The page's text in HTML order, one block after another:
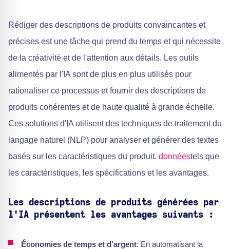
Rédiger des descriptions de produits convaincantes et
précises est une tâche qui prend du temps et qui nécessite
de la créativité et de l'attention aux détails. Les outils
alimentés par l'IA sont de plus en plus utilisés pour
rationaliser ce processus et fournir des descriptions de
produits cohérentes et de haute qualité à grande échelle.
Ces solutions d'IA utilisent des techniques de traitement du
langage naturel (NLP) pour analyser et générer des textes
basés sur les caractéristiques du produit. donnéestels que
les caractéristiques, les spécifications et les avantages.
Les descriptions de produits générées par
l'IA présentent les avantages suivants :
Économies de temps et d'argent: En automatisant la